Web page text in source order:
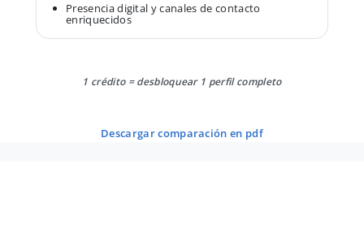
Presencia digital y canales de contacto
enriquecidos
1 crédito = desbloquear 1 perfil completo
descargar comparación en pdf